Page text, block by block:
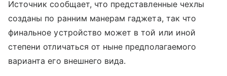
Источник сообщает, что представленные чехлы
созданы по ранним манерам гаджета, так что
финальное устройство может в той или иной
степени отличаться от ныне предполагаемого
варианта его внешнего вида.